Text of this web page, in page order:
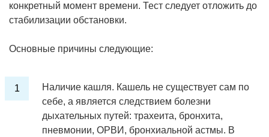
конкретный момент времени. Тест следует отложить до
стабилизации обстановки.
Основные причины следующие:
Наличие кашля. Кашель не существует сам по
себе, а является следствием болезни
дыхательных путей: трахеита, бронхита,
пневмонии, ОРВИ, бронхиальной астмы. В